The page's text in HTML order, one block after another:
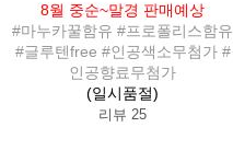
8월 중순~말경 판매예상
#마누카꿀함유 #프로폴리스함유
#글루텐free #인공색소무첨가 #
인공향료무첨가
(일시품절)
리뷰 25